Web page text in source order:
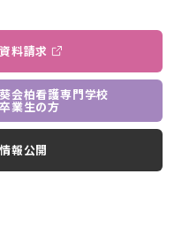
資料請求
葵会柏看護専門学校
卒業生の方
情報公開